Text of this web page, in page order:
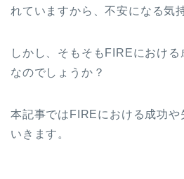
れていますから、不安になる気
しかし、そもそもFIREにおけ
なのでしょうか？
本記事ではFIREにおける成功や
いきます。